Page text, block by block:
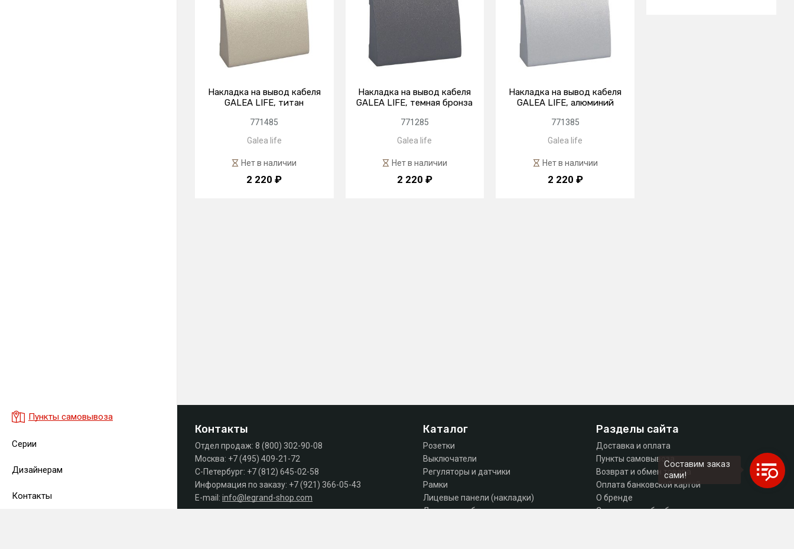
Пункты самовывоза
Серии
Дизайнерам
Контакты
Накладка на вывод кабеля
GALEA LIFE, титан
771485
Galea life
Нет в наличии
2 220 ₽
Накладка на вывод кабеля
GALEA LIFE, темная бронза
771285
Galea life
Нет в наличии
2 220 ₽
Накладка на вывод кабеля
GALEA LIFE, алюминий
771385
Galea life
Нет в наличии
2 220 ₽
Контакты
Отдел продаж: 8 (800) 302-90-08
Москва: +7 (495) 409-21-72
С-Петербург: +7 (812) 645-02-58
Информация по заказу: +7 (921) 366-05-43
E-mail: info@legrand-shop.com
Каталог
Розетки
Выключатели
Регуляторы и датчики
Рамки
Лицевые панели (накладки)
Лючки, коробки, комплектующие
Разделы сайта
Доставка и оплата
Пункты самовывоза
Возврат и обмен товара
Оплата банковской картой
О бренде
Согласие на обработку персональных данных
Составим заказ
сами!